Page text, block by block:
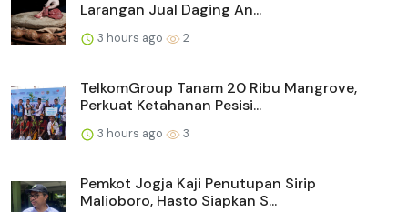
Larangan Jual Daging An...
3 hours ago 2
TelkomGroup Tanam 20 Ribu Mangrove,
Perkuat Ketahanan Pesisi...
3 hours ago 3
Pemkot Jogja Kaji Penutupan Sirip
Malioboro, Hasto Siapkan S...